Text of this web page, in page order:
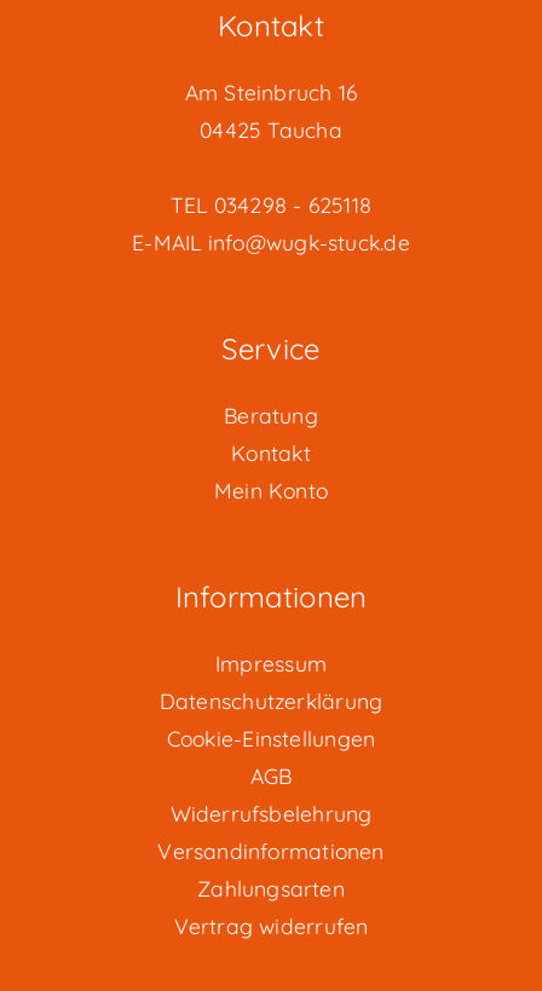
Kontakt
Am Steinbruch 16
04425 Taucha
TEL 034298 - 625118
E-MAIL info@wugk-stuck.de
Service
Beratung
Kontakt
Mein Konto
Informationen
Impressum
Datenschutzerklärung
Cookie-Einstellungen
AGB
Widerrufsbelehrung
Versandinformationen
Zahlungsarten
Vertrag widerrufen